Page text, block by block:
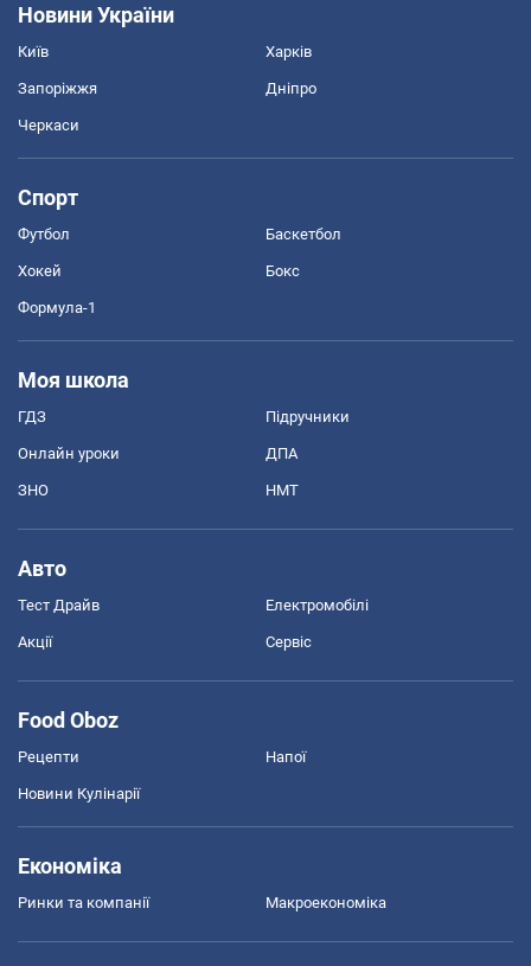
Новини України
Київ Харків
Запоріжжя Дніпро
Черкаси
Спорт
Футбол Баскетбол
Хокей Бокс
Формула-1
Моя школа
ГДЗ Підручники
Онлайн уроки ДПА
ЗНО НМТ
Авто
Тест Драйв Електромобілі
Акції Сервіс
Food Oboz
Рецепти Напої
Новини Кулінарії
Економіка
Ринки та компанії Макроекономіка